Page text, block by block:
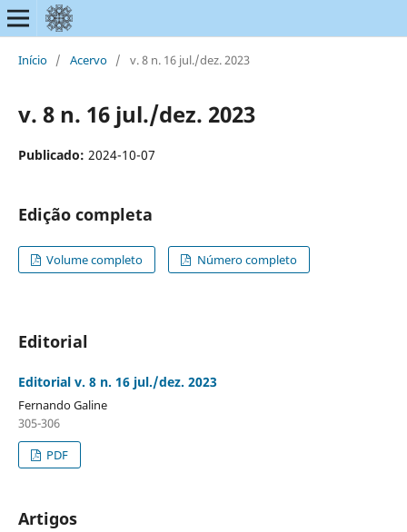
Início / Acervo / v. 8 n. 16 jul./dez. 2023
v. 8 n. 16 jul./dez. 2023
Publicado: 2024-10-07
Edição completa
Volume completo Número completo
Editorial
Editorial v. 8 n. 16 jul./dez. 2023
Fernando Galine
305-306
PDF
Artigos